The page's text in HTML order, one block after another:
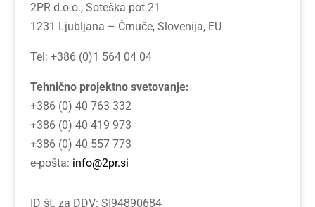
2PR d.o.o., Soteška pot 21
1231 Ljubljana – Črnuče, Slovenija, EU
Tel: +386 (0)1 564 04 04
Tehnično projektno svetovanje:
+386 (0) 40 763 332
+386 (0) 40 419 973
+386 (0) 40 557 773
e-pošta: info@2pr.si
ID št. za DDV: SI94890684